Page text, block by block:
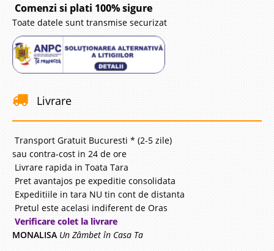
Comenzi si plati 100% sigure
Toate datele sunt transmise securizat
Livrare
Transport Gratuit Bucuresti * (2-5 zile)
sau contra-cost in 24 de ore
Livrare rapida in Toata Tara
Pret avantajos pe expeditie consolidata
Expeditiile in tara NU tin cont de distanta
Pretul este acelasi indiferent de Oras
Verificare colet la livrare
MONALISA Un Zâmbet în Casa Ta